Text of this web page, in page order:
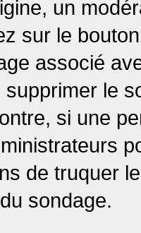
un
sur le
associé
le
si une
de truquer
sondage.